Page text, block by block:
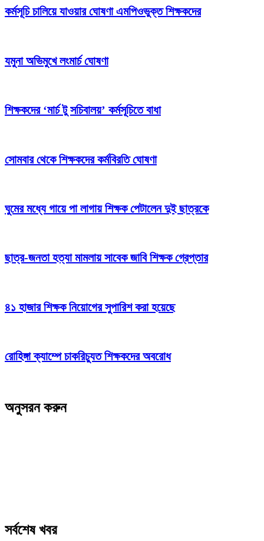
কর্মসূচি চালিয়ে যাওয়ার ঘোষণা এমপিওভুক্ত শিক্ষকদের
যমুনা অভিমুখে লংমার্চ ঘোষণা
শিক্ষকদের ‘মার্চ টু সচিবালয়’ কর্মসূচিতে বাধা
সোমবার থেকে শিক্ষকদের কর্মবিরতি ঘোষণা
ঘুমের মধ্যে গায়ে পা লাগায় শিক্ষক পেটালেন দুই ছাত্রকে
ছাত্র-জনতা হত্যা মামলায় সাবেক জাবি শিক্ষক গ্রেপ্তার
৪১ হাজার শিক্ষক নিয়োগের সুপারিশ করা হয়েছে
রোহিঙ্গা ক্যাম্পে চাকরিচ্যুত শিক্ষকদের অবরোধ
অনুসরন করুন
সর্বশেষ খবর